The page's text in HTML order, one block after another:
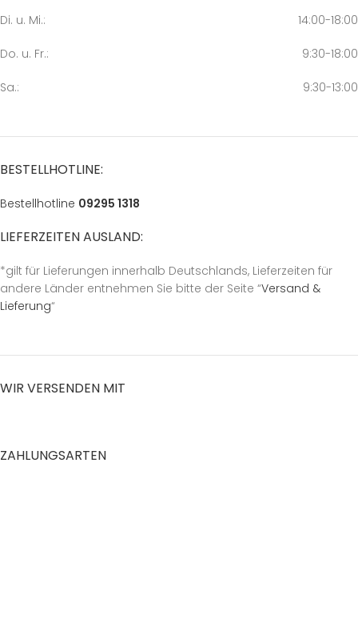
Di. u. Mi.: 14:00-18:00
Do. u. Fr.: 9:30-18:00
Sa.: 9:30-13:00
BESTELLHOTLINE:
Bestellhotline 09295 1318
LIEFERZEITEN AUSLAND:
*gilt für Lieferungen innerhalb Deutschlands, Lieferzeiten für
andere Länder entnehmen Sie bitte der Seite “Versand &
Lieferung“
WIR VERSENDEN MIT
ZAHLUNGSARTEN